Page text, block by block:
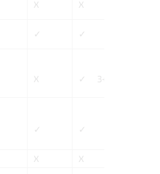
X X
✓ ✓
X ✓ 3+
✓ ✓
X X